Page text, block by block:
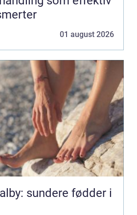
01 august 2026
sundere fødder i